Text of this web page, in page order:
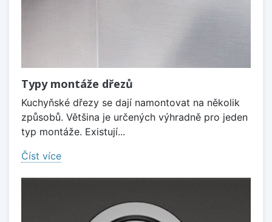
Typy montáže dřezů
Kuchyňské dřezy se dají namontovat na několik
způsobů. Většina je určených výhradně pro jeden
typ montáže. Existují...
Číst více